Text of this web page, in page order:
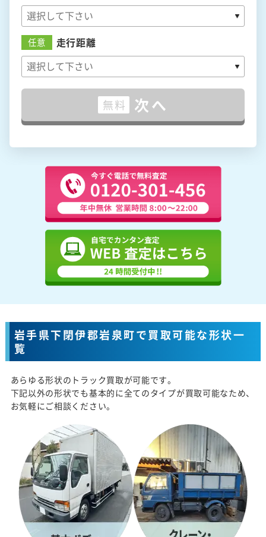
任意 走行距離
無料 次へ
岩手県下閉伊郡岩泉町で買取可能な形状一
覧
あらゆる形状のトラック買取が可能です。
下記以外の形状でも基本的に全てのタイプが買取可能なため、
お気軽にご相談ください。